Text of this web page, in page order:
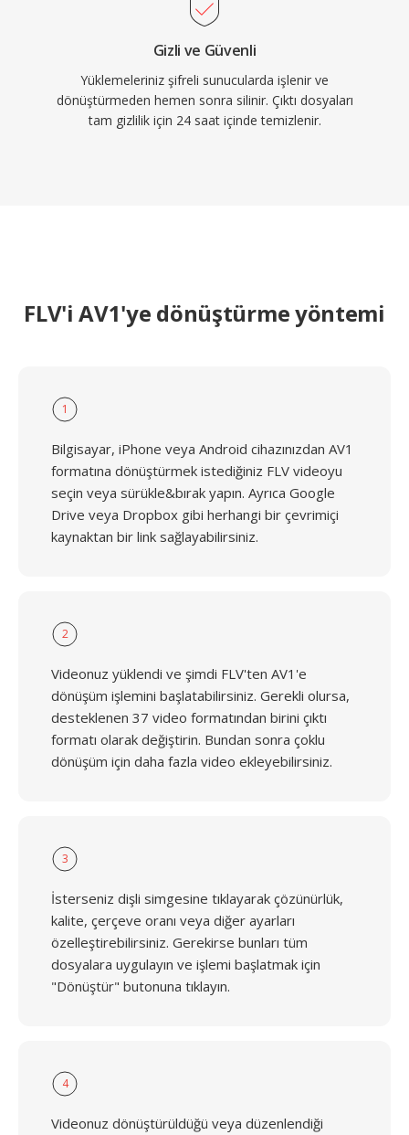
Gizli ve Güvenli
Yüklemeleriniz şifreli sunucularda işlenir ve
dönüştürmeden hemen sonra silinir. Çıktı dosyaları
tam gizlilik için 24 saat içinde temizlenir.
FLV'i AV1'ye dönüştürme yöntemi
1
Bilgisayar, iPhone veya Android cihazınızdan AV1
formatına dönüştürmek istediğiniz FLV videoyu
seçin veya sürükle&bırak yapın. Ayrıca Google
Drive veya Dropbox gibi herhangi bir çevrimiçi
kaynaktan bir link sağlayabilirsiniz.
2
Videonuz yüklendi ve şimdi FLV'ten AV1'e
dönüşüm işlemini başlatabilirsiniz. Gerekli olursa,
desteklenen 37 video formatından birini çıktı
formatı olarak değiştirin. Bundan sonra çoklu
dönüşüm için daha fazla video ekleyebilirsiniz.
3
İsterseniz dişli simgesine tıklayarak çözünürlük,
kalite, çerçeve oranı veya diğer ayarları
özelleştirebilirsiniz. Gerekirse bunları tüm
dosyalara uygulayın ve işlemi başlatmak için
"Dönüştür" butonuna tıklayın.
4
Videonuz dönüştürüldüğü veya düzenlendiği